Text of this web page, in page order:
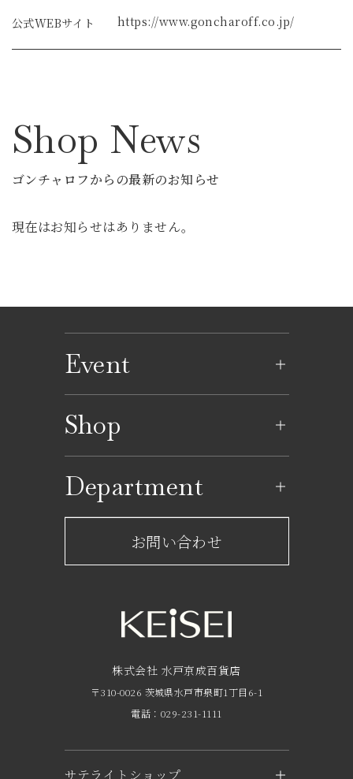
公式WEBサイト https://www.goncharoff.co.jp/
Shop News
ゴンチャロフからの最新のお知らせ
現在はお知らせはありません。
Event
イベントカレンダー
Shop
レストラン一覧
ショップからのお知らせ
フロアガイド
Department
サービスのご案内
京成友の会
京成ポイントカードについて
お問い合わせ
株式会社 水戸京成百貨店
〒310-0026 茨城県水戸市泉町1丁目6-1
電話：029-231-1111
サテライトショップ